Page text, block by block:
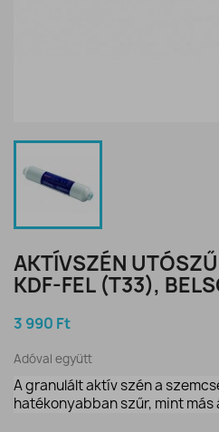
AKTÍVSZÉN
KDF-FEL (T33),
3 990 Ft
Adóval együtt
A granulált aktív szén a
hatékonyabban szűr, mint más